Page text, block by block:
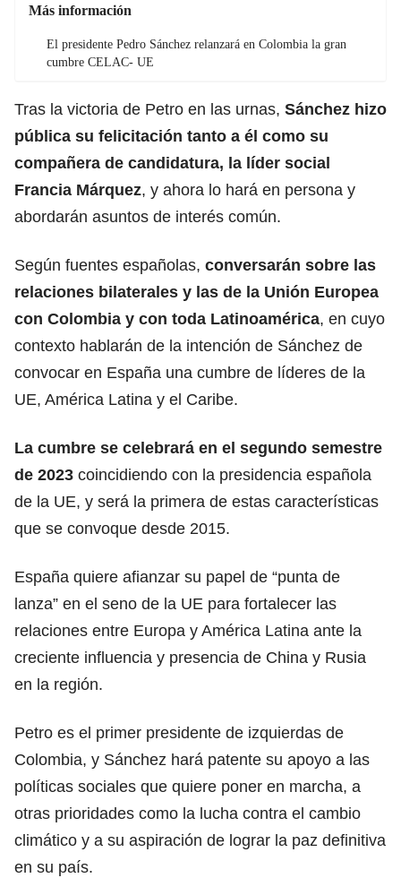
Más información
El presidente Pedro Sánchez relanzará en Colombia la gran
cumbre CELAC- UE
Tras la victoria de Petro en las urnas, Sánchez hizo
pública su felicitación tanto a él como su
compañera de candidatura, la líder social
Francia Márquez, y ahora lo hará en persona y
abordarán asuntos de interés común.
Según fuentes españolas, conversarán sobre las
relaciones bilaterales y las de la Unión Europea
con Colombia y con toda Latinoamérica, en cuyo
contexto hablarán de la intención de Sánchez de
convocar en España una cumbre de líderes de la
UE, América Latina y el Caribe.
La cumbre se celebrará en el segundo semestre
de 2023 coincidiendo con la presidencia española
de la UE, y será la primera de estas características
que se convoque desde 2015.
España quiere afianzar su papel de “punta de
lanza” en el seno de la UE para fortalecer las
relaciones entre Europa y América Latina ante la
creciente influencia y presencia de China y Rusia
en la región.
Petro es el primer presidente de izquierdas de
Colombia, y Sánchez hará patente su apoyo a las
políticas sociales que quiere poner en marcha, a
otras prioridades como la lucha contra el cambio
climático y a su aspiración de lograr la paz definitiva
en su país.